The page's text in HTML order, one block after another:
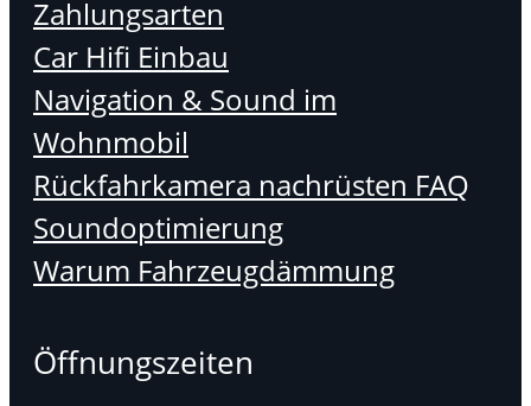
Zahlungsarten
Car Hifi Einbau
Navigation & Sound im
Wohnmobil
Rückfahrkamera nachrüsten FAQ
Soundoptimierung
Warum Fahrzeugdämmung
Öffnungszeiten